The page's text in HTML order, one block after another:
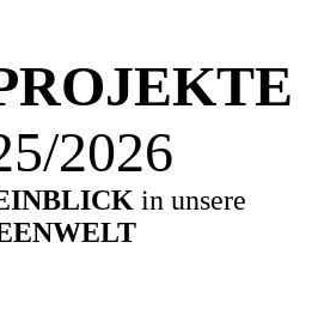
2026
in unsere